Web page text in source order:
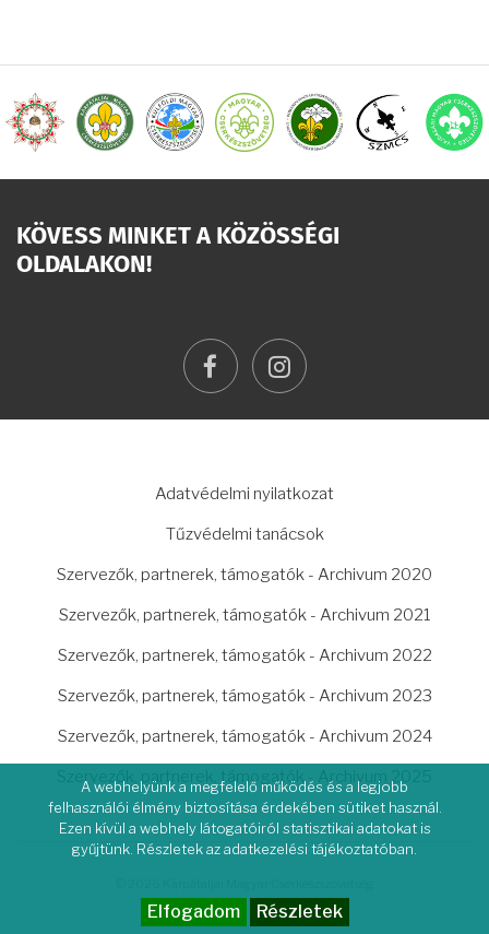
KÖVESS MINKET A KÖZÖSSÉGI
OLDALAKON!
facebookinstagram
Adatvédelmi nyilatkozat
Tűzvédelmi tanácsok
Szervezők, partnerek, támogatók - Archivum 2020
Szervezők, partnerek, támogatók - Archivum 2021
Szervezők, partnerek, támogatók - Archivum 2022
Szervezők, partnerek, támogatók - Archivum 2023
Szervezők, partnerek, támogatók - Archivum 2024
Szervezők, partnerek, támogatók - Archivum 2025
A webhelyünk a megfelelő működés és a legjobb
felhasználói élmény biztosítása érdekében sütiket használ.
Ezen kívül a webhely látogatóiról statisztikai adatokat is
gyűjtünk. Részletek az adatkezelési tájékoztatóban.
Elfogadom Részletek